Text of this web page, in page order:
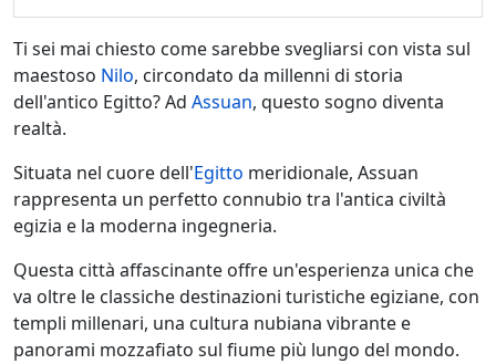
Ti sei mai chiesto come sarebbe svegliarsi con vista sul
maestoso Nilo, circondato da millenni di storia
dell'antico Egitto? Ad Assuan, questo sogno diventa
realtà.
Situata nel cuore dell'Egitto meridionale, Assuan
rappresenta un perfetto connubio tra l'antica civiltà
egizia e la moderna ingegneria.
Questa città affascinante offre un'esperienza unica che
va oltre le classiche destinazioni turistiche egiziane, con
templi millenari, una cultura nubiana vibrante e
panorami mozzafiato sul fiume più lungo del mondo.